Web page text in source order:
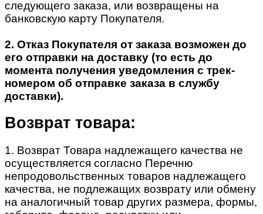
следующего заказа, или возвращены на
банковскую карту Покупателя.
2. Отказ Покупателя от заказа возможен до
его отправки на доставку (то есть до
момента получения уведомления с трек-
номером об отправке заказа в службу
доставки).
Возврат товара:
1. Возврат Товара надлежащего качества не
осуществляется согласно Перечню
непродовольственных товаров надлежащего
качества, не подлежащих возврату или обмену
на аналогичный товар других размера, формы,